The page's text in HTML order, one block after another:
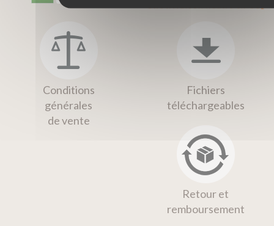
Conditions
générales
de vente
Fichiers
téléchargeables
Retour et
remboursement